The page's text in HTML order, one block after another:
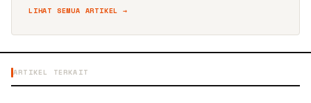
LIHAT SEMUA ARTIKEL →
ARTIKEL TERKAIT